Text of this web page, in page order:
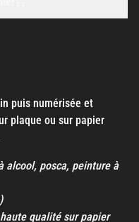
puis numérisée et
plaque ou sur papier
alcool, posca, peinture à
qualité sur papier